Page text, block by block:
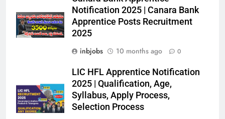
Notification 2025 | Canara Bank
Apprentice Posts Recruitment
2025
inbjobs
10 months ago 0
LIC HFL Apprentice Notification
2025 | Qualification, Age,
Syllabus, Apply Process,
Selection Process